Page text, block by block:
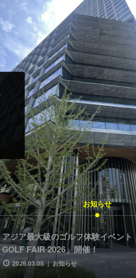
in
お知らせ
アジア最大級のゴルフ体験イベン
GOLF FAIR 2026」開催！
2026.03.05 お知らせ